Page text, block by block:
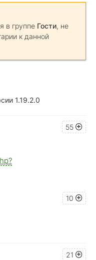
в группе Гости, не
к данной
1.19.2.0
55
10
21